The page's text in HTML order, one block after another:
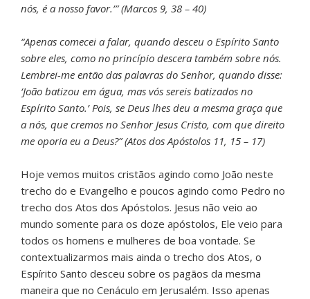
nós, é a nosso favor.’” (Marcos 9, 38 – 40)
“Apenas comecei a falar, quando desceu o Espírito Santo
sobre eles, como no princípio descera também sobre nós.
Lembrei-me então das palavras do Senhor, quando disse:
‘João batizou em água, mas vós sereis batizados no
Espírito Santo.’ Pois, se Deus lhes deu a mesma graça que
a nós, que cremos no Senhor Jesus Cristo, com que direito
me oporia eu a Deus?” (Atos dos Apóstolos 11, 15 – 17)
Hoje vemos muitos cristãos agindo como João neste
trecho do e Evangelho e poucos agindo como Pedro no
trecho dos Atos dos Apóstolos. Jesus não veio ao
mundo somente para os doze apóstolos, Ele veio para
todos os homens e mulheres de boa vontade. Se
contextualizarmos mais ainda o trecho dos Atos, o
Espírito Santo desceu sobre os pagãos da mesma
maneira que no Cenáculo em Jerusalém. Isso apenas